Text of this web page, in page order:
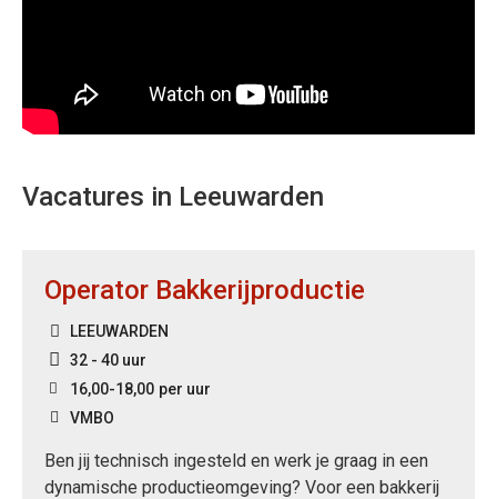
Vacatures in Leeuwarden
Operator Bakkerijproductie
LEEUWARDEN
32 - 40 uur
16,00-18,00 per uur
VMBO
Ben jij technisch ingesteld en werk je graag in een
dynamische productieomgeving? Voor een bakkerij